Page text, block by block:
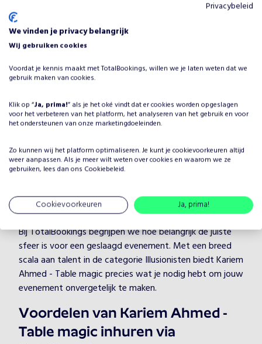
magic boeken voor jouw
Het plannen van een evenement brengt veel keuzes met
zich mee, maar één ding is zeker: je wilt dat het
Table magic te boeken, kies je voor een professionele
artiest in de categorie Illusionisten, die je evenement
heeft jarenlange ervaring en weet hoe hij/zij jouw gasten
kan boeien en vermaken, ongeacht de setting.
Bij TotalBookings begrijpen we hoe belangrijk de juiste
sfeer is voor een geslaagd evenement. Met een breed
scala aan talent in de categorie Illusionisten biedt Kariem
Ahmed - Table magic precies wat je nodig hebt om jouw
evenement onvergetelijk te maken.
Voordelen van Kariem Ahmed -
Table magic inhuren via
Privacybeleid
We vinden je privacy belangrijk
Wij gebruiken cookies
Voordat je kennis maakt met TotalBookings, willen we je laten weten dat we
gebruik maken van cookies.
Klik op “Ja, prima!” als je het oké vindt dat er cookies worden opgeslagen
voor het verbeteren van het platform, het analyseren van het gebruik en voor
het ondersteunen van onze marketingdoeleinden.
Zo kunnen wij het platform optimaliseren. Je kunt je cookievoorkeuren altijd
weer aanpassen. Als je meer wilt weten over cookies en waarom we ze
gebruiken, lees dan ons Cookiebeleid.
Cookievoorkeuren Ja, prima!